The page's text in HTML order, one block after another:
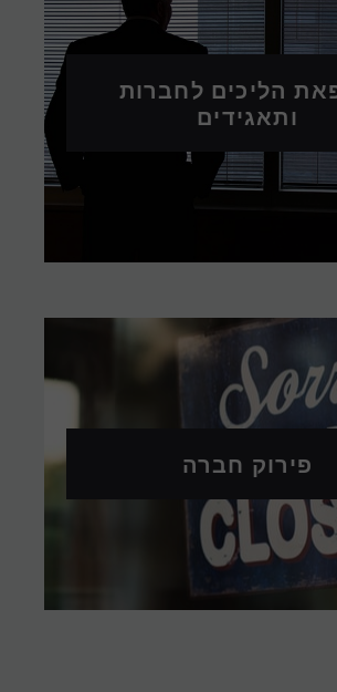
הליכים לחברות
ותאגידים
פירוק חברה